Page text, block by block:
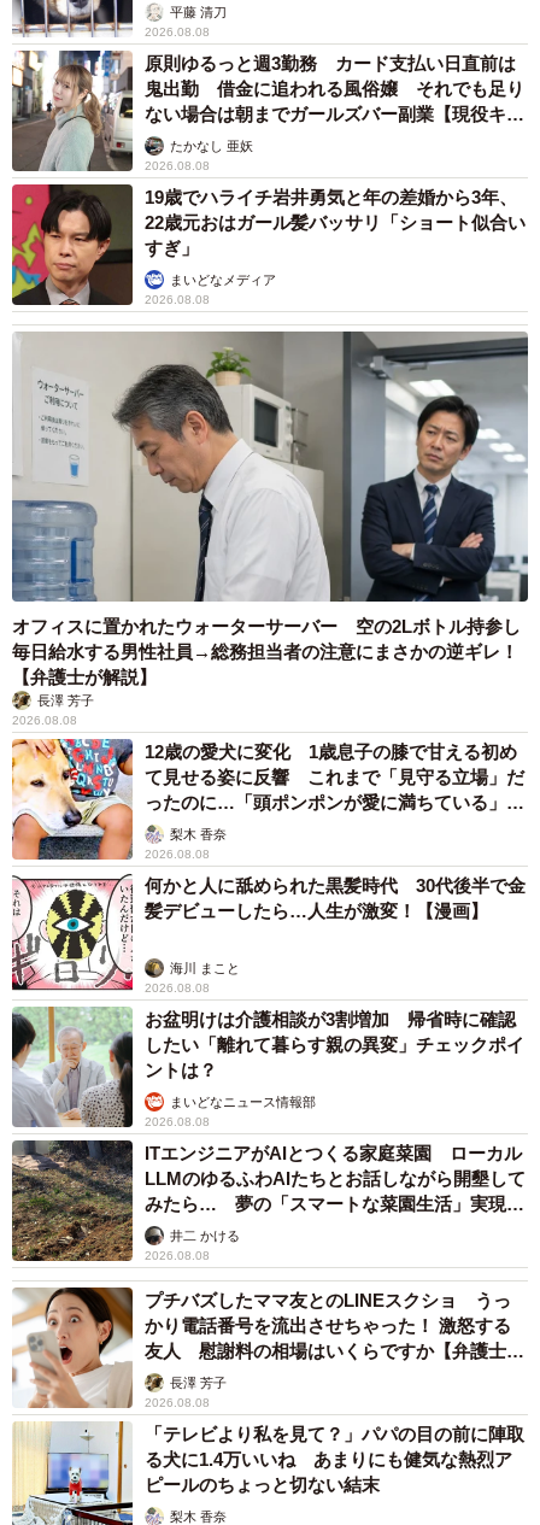
平藤 清刀
2026.08.08
原則ゆるっと週3勤務 カード支払い日直前は
鬼出勤 借金に追われる風俗嬢 それでも足り
ない場合は朝までガールズバー副業【現役キャ
ストに取材】
たかなし 亜妖
2026.08.08
19歳でハライチ岩井勇気と年の差婚から3年、
22歳元おはガール髪バッサリ「ショート似合い
すぎ」
まいどなメディア
2026.08.08
オフィスに置かれたウォーターサーバー 空の2Lボトル持参し
毎日給水する男性社員→総務担当者の注意にまさかの逆ギレ！
【弁護士が解説】
長澤 芳子
2026.08.08
12歳の愛犬に変化 1歳息子の膝で甘える初め
て見せる姿に反響 これまで「見守る立場」だ
ったのに…「頭ポンポンが愛に満ちている」
「尊…」
梨木 香奈
2026.08.08
何かと人に舐められた黒髪時代 30代後半で金
髪デビューしたら…人生が激変！【漫画】
海川 まこと
2026.08.08
お盆明けは介護相談が3割増加 帰省時に確認
したい「離れて暮らす親の異変」チェックポイ
ントは？
まいどなニュース情報部
2026.08.08
ITエンジニアがAIとつくる家庭菜園 ローカル
LLMのゆるふわAIたちとお話しながら開墾して
みたら… 夢の「スマートな菜園生活」実現な
るか井二 かける
2026.08.08
プチバズしたママ友とのLINEスクショ うっ
かり電話番号を流出させちゃった！ 激怒する
友人 慰謝料の相場はいくらですか【弁護士が
解説】長澤 芳子
2026.08.08
「テレビより私を見て？」パパの目の前に陣取
る犬に1.4万いいね あまりにも健気な熱烈ア
ピールのちょっと切ない結末
梨木 香奈